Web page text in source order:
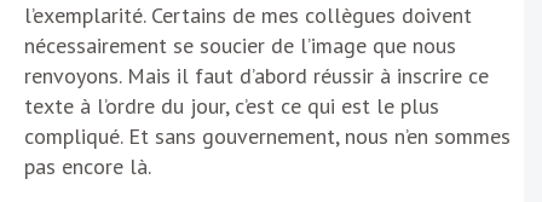
l’exemplarité. Certains de mes collègues doivent
nécessairement se soucier de l’image que nous
renvoyons. Mais il faut d’abord réussir à inscrire ce
texte à l’ordre du jour, c’est ce qui est le plus
compliqué. Et sans gouvernement, nous n’en sommes
pas encore là.